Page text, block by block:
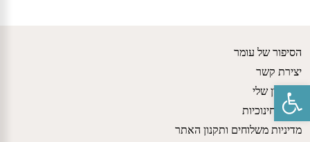
פתח סרגל נגישות
הסיפור של עומר
יצירת קשר
החשבון שלי
גישות חינוכיות
מדיניות משלוחים ותקנון האתר